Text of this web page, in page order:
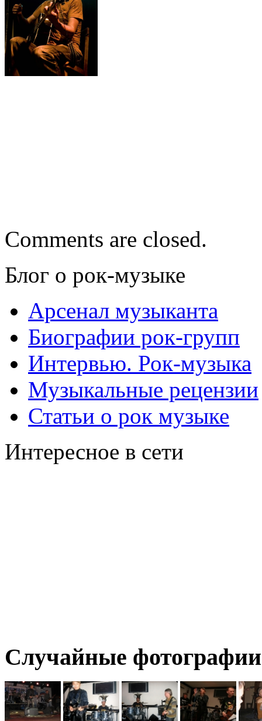
Comments are closed.
Блог о рок-музыке
Арсенал музыканта
Биографии рок-групп
Интервью. Рок-музыка
Музыкальные рецензии
Статьи о рок музыке
Интересное в сети
Случайные фотографии